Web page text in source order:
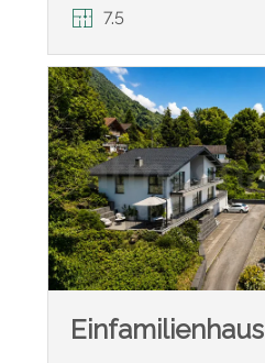
7.5
Einfamilienhaus